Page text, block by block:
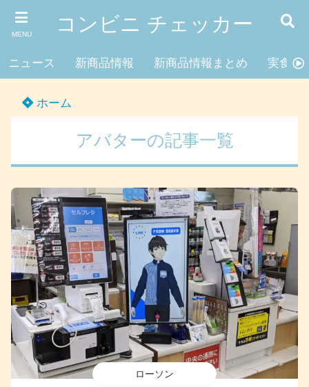
MENU コンビニ チェッカー
ニュース 新商品情報 新商品情報まとめ 実食レ
ホーム
アバターの記事一覧
ローソン